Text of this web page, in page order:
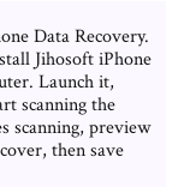
Data Recovery.
Jihosoft iPhone
Launch it,
scanning the
scanning, preview
then save